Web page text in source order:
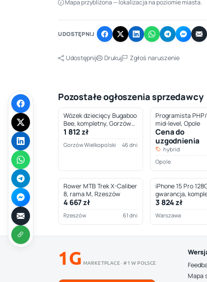
+
−
Mapa przybliżona — lokalizacja na poziomie miasta.
UDOSTĘPNIJ
Udostępnij Drukuj Zgłoś naruszenie
Pozostałe ogłoszenia sprzedawcy
Wózek dziecięcy Bugaboo
Bee, kompletny, Gorzów
Wielkopolski
1 812 zł
Gorzów Wielkopolski 46 dni
Programista
mid-level, Opole
Cena do
uzgodnienia
hybrid
Opole
Rower MTB Trek X-Caliber
8, rama M, Rzeszów
4 667 zł
Rzeszów 61 dni
iPhone 15 Pro
gwarancja,
Warszawa
3 824 zł
Warszawa
1G MARKETPLACE · #1 W POLSCE
Mapa